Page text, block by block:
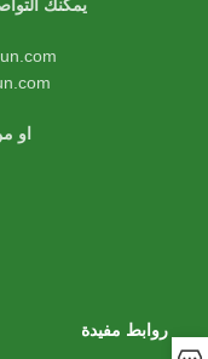
يمكنك
او
روابط مفيدة